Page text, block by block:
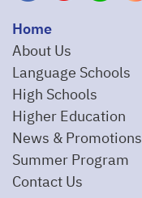
Home
About Us
Language Schools
High Schools
Higher Education
News & Promotions
Summer Program
Contact Us